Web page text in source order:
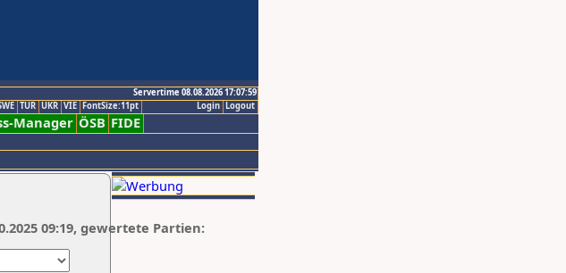
Servertime 08.08.2026 17:07:59
Logout
Login
TUR UKR VIE FontSize:11pt
Manager ÖSB FIDE
09:19, gewertete Partien: